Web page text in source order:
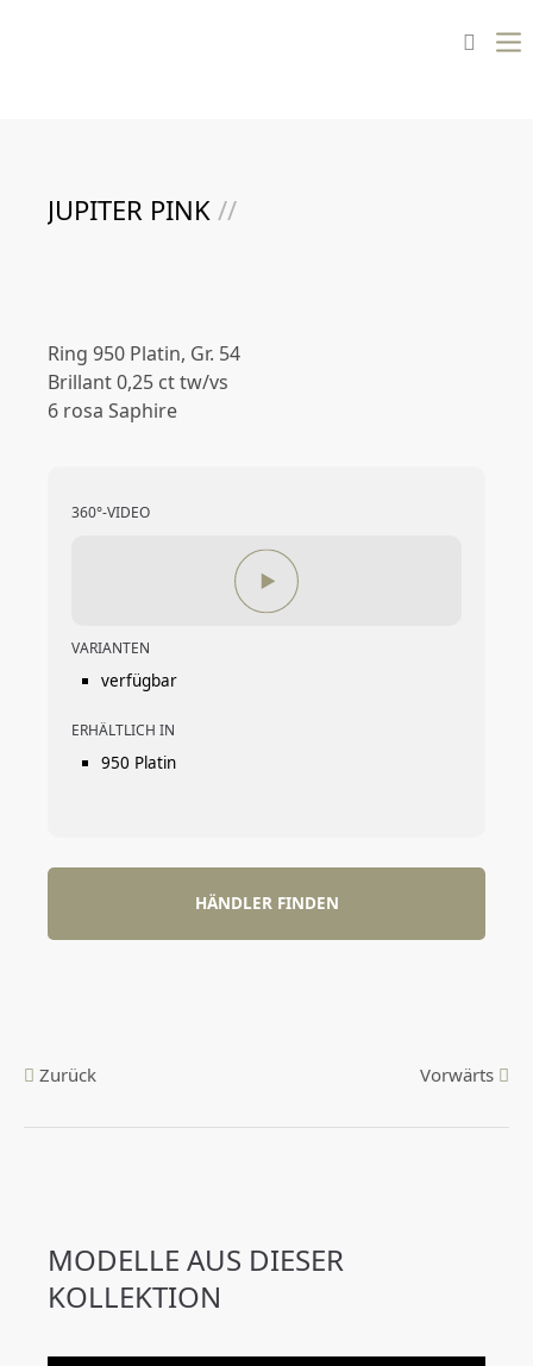
JUPITER PINK //
Ring 950 Platin, Gr. 54
Brillant 0,25 ct tw/vs
6 rosa Saphire
360°-VIDEO
VARIANTEN
verfügbar
ERHÄLTLICH IN
950 Platin
HÄNDLER FINDEN
Zurück Vorwärts
MODELLE AUS DIESER
KOLLEKTION